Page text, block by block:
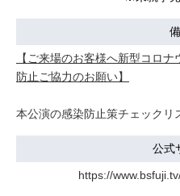
【ご来場のお客様へ新型コロ
防止ご協力のお願い】
本公演の感染防止策チェックリ
公式
https://